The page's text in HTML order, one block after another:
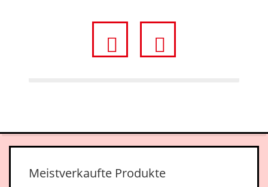
fa fa
Meistverkaufte Produkte